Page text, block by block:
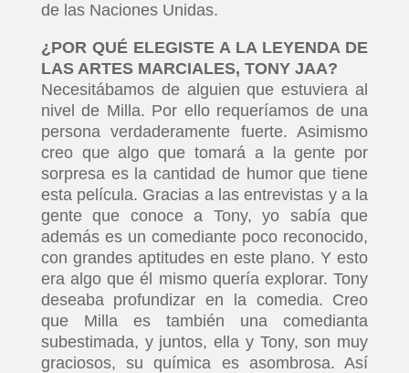
de las Naciones Unidas.
¿POR QUÉ ELEGISTE A LA LEYENDA DE
LAS ARTES MARCIALES, TONY JAA?
Necesitábamos de alguien que estuviera al
nivel de Milla. Por ello requeríamos de una
persona verdaderamente fuerte. Asimismo
creo que algo que tomará a la gente por
sorpresa es la cantidad de humor que tiene
esta película. Gracias a las entrevistas y a la
gente que conoce a Tony, yo sabía que
además es un comediante poco reconocido,
con grandes aptitudes en este plano. Y esto
era algo que él mismo quería explorar. Tony
deseaba profundizar en la comedia. Creo
que Milla es también una comedianta
subestimada, y juntos, ella y Tony, son muy
graciosos, su química es asombrosa. Así